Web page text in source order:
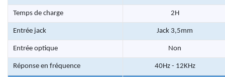
Temps de charge 2H
Entrée jack Jack 3,5mm
Entrée optique Non
Réponse en fréquence 40Hz - 12KHz